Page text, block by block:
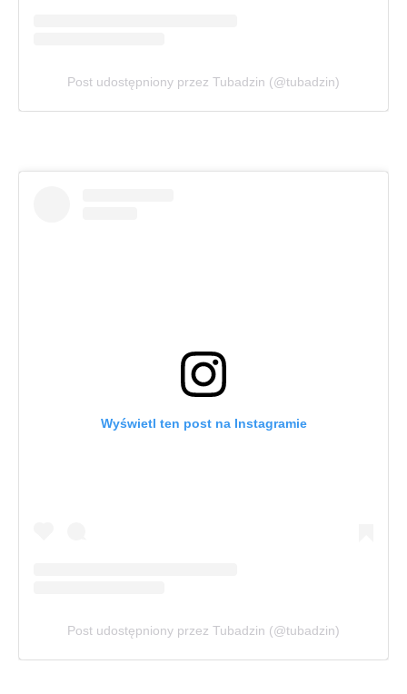
Post udostępniony przez Tubadzin (@tubadzin)
Wyświetl ten post na Instagramie
Post udostępniony przez Tubadzin (@tubadzin)